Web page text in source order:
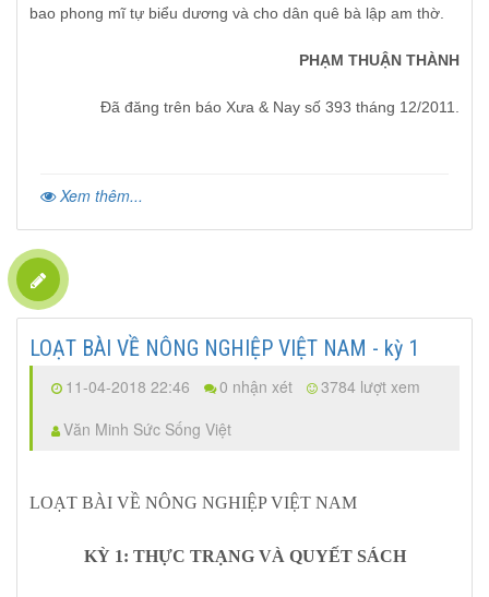
bao phong mĩ tự biểu dương và cho dân quê bà lập am thờ.
PHẠM THUẬN THÀNH
Đã đăng trên báo Xưa & Nay số 393 tháng 12/2011.
Xem thêm...
LOẠT BÀI VỀ NÔNG NGHIỆP VIỆT NAM - kỳ 1
11-04-2018 22:46 0 nhận xét
3784 lượt xem
Văn Minh Sức Sống Việt
LOẠT BÀI VỀ NÔNG NGHIỆP VIỆT NAM
KỲ 1: THỰC TRẠNG VÀ QUYẾT SÁCH